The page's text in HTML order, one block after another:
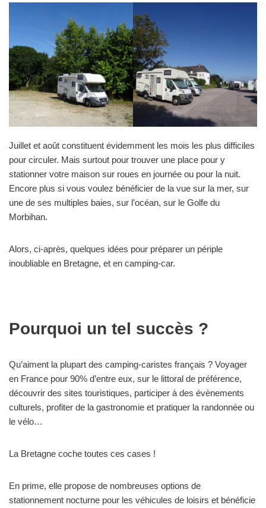
Juillet et août constituent évidemment les mois les plus difficiles
pour circuler. Mais surtout pour trouver une place pour y
stationner votre maison sur roues en journée ou pour la nuit.
Encore plus si vous voulez bénéficier de la vue sur la mer, sur
une de ses multiples baies, sur l’océan, sur le Golfe du
Morbihan.
Alors, ci-après, quelques idées pour préparer un périple
inoubliable en Bretagne, et en camping-car.
Pourquoi un tel succès ?
Qu’aiment la plupart des camping-caristes français ? Voyager
en France pour 90% d’entre eux, sur le littoral de préférence,
découvrir des sites touristiques, participer à des évènements
culturels, profiter de la gastronomie et pratiquer la randonnée ou
le vélo…
La Bretagne coche toutes ces cases !
En prime, elle propose de nombreuses options de
stationnement nocturne pour les véhicules de loisirs et bénéficie